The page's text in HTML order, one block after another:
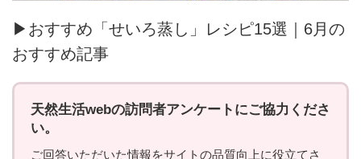
▶おすすめ「せいろ蒸し」レシピ15選｜6月の
おすすめ記事